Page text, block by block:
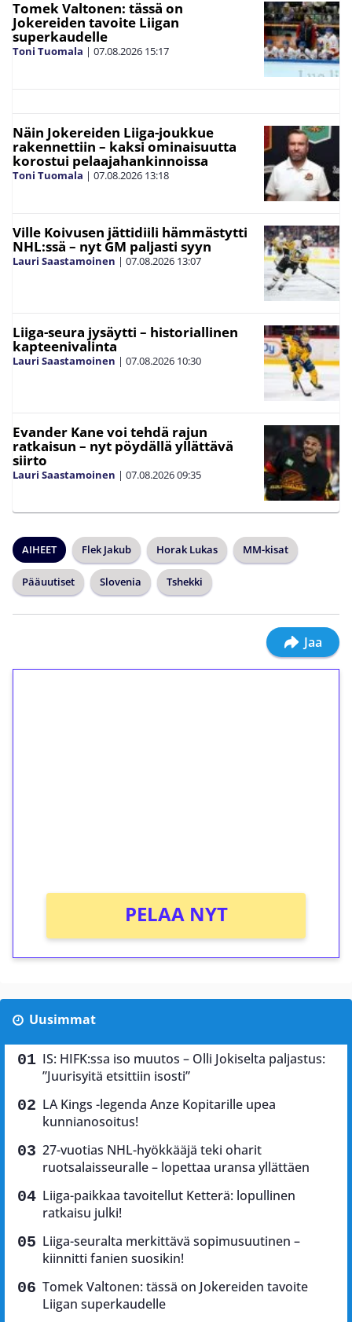
Tomek Valtonen: tässä on
Jokereiden tavoite Liigan
superkaudelle
Toni Tuomala | 07.08.2026 15:17
Näin Jokereiden Liiga-joukkue
rakennettiin – kaksi ominaisuutta
korostui pelaajahankinnoissa
Toni Tuomala | 07.08.2026 13:18
Ville Koivusen jättidiili hämmästytti
NHL:ssä – nyt GM paljasti syyn
Lauri Saastamoinen | 07.08.2026 13:07
Liiga-seura jysäytti – historiallinen
kapteenivalinta
Lauri Saastamoinen | 07.08.2026 10:30
Evander Kane voi tehdä rajun
ratkaisun – nyt pöydällä yllättävä
siirto
Lauri Saastamoinen | 07.08.202609:35
AIHEET Flek Jakub Horak Lukas MM-kisat
Pääuutiset Slovenia Tshekki
Jaa
PELAA NYT
Uusimmat
IS: HIFK:ssa iso muutos – Olli Jokiselta paljastus:
”Juurisyitä etsittiin isosti”
LA Kings -legenda Anze Kopitarille upea
kunnianosoitus!
27-vuotias NHL-hyökkääjä teki oharit
ruotsalaisseuralle – lopettaa uransa yllättäen
Liiga-paikkaa tavoitellut Ketterä: lopullinen
ratkaisu julki!
Liiga-seuralta merkittävä sopimusuutinen –
kiinnitti fanien suosikin!
Tomek Valtonen: tässä on Jokereiden tavoite
Liigan superkaudelle